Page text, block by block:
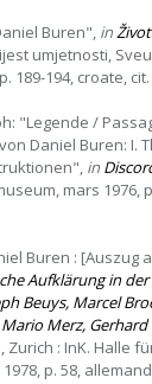
Buren", in
umjetnosti,
189-194, croate,
"Legende /
Daniel Buren: I.
in
mars 1976,
Buren : [Auszug
Aufklärunginder
Beuys, Marcel
MarioMerz, Gerhard
Zurich : InK. Halle
p. 58,